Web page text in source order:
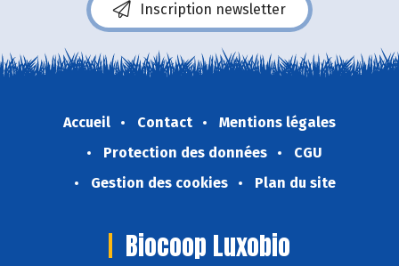
Inscription newsletter
Accueil Contact
Mentions légales
Protection des données
CGU
Gestion des cookies
Plan du site
Biocoop Luxobio